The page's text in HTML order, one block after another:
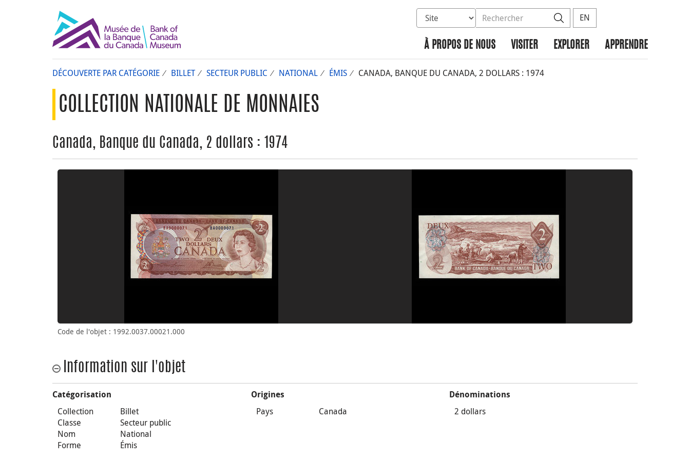
Sélectionnez la base de données à rechercher
Rechercher dans le site Rechercher
EN
À PROPOS DE NOUS VISITER EXPLORER APPRENDRE
DÉCOUVERTE PAR CATÉGORIE BILLET SECTEUR PUBLIC NATIONAL ÉMIS CANADA, BANQUE DU CANADA, 2 DOLLARS : 1974
COLLECTION NATIONALE DE MONNAIES
Canada, Banque du Canada, 2 dollars : 1974
Code de l'objet : 1992.0037.00021.000
Information sur l'objet
Catégorisation
Collection
Billet
Classe
Secteur public
Nom
National
Forme
Émis
Origines
Pays Canada
Dénominations
2 dollars